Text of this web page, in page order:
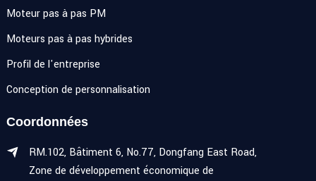
Moteur pas à pas PM
Moteurs pas à pas hybrides
Profil de l'entreprise
Conception de personnalisation
Coordonnées
RM.102, Bâtiment 6, No.77, Dongfang East Road,
Zone de développement économique de